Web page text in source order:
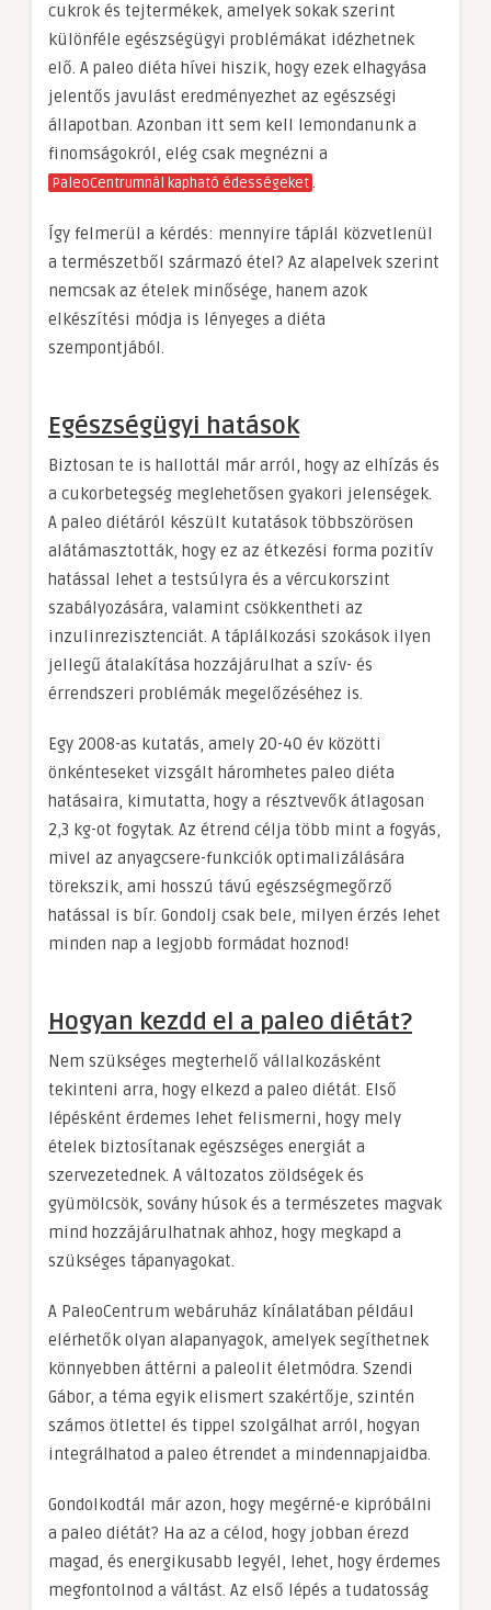
cukrok és tejtermékek, amelyek sokak szerint
különféle egészségügyi problémákat idézhetnek
elő. A paleo diéta hívei hiszik, hogy ezek elhagyása
jelentős javulást eredményezhet az egészségi
állapotban. Azonban itt sem kell lemondanunk a
finomságokról, elég csak megnézni a
PaleoCentrumnál kapható édességeket.
Így felmerül a kérdés: mennyire táplál közvetlenül
a természetből származó étel? Az alapelvek szerint
nemcsak az ételek minősége, hanem azok
elkészítési módja is lényeges a diéta
szempontjából.
Egészségügyi hatások
Biztosan te is hallottál már arról, hogy az elhízás és
a cukorbetegség meglehetősen gyakori jelenségek.
A paleo diétáról készült kutatások többszörösen
alátámasztották, hogy ez az étkezési forma pozitív
hatással lehet a testsúlyra és a vércukorszint
szabályozására, valamint csökkentheti az
inzulinrezisztenciát. A táplálkozási szokások ilyen
jellegű átalakítása hozzájárulhat a szív- és
érrendszeri problémák megelőzéséhez is.
Egy 2008-as kutatás, amely 20-40 év közötti
önkénteseket vizsgált háromhetes paleo diéta
hatásaira, kimutatta, hogy a résztvevők átlagosan
2,3 kg-ot fogytak. Az étrend célja több mint a fogyás,
mivel az anyagcsere-funkciók optimalizálására
törekszik, ami hosszú távú egészségmegőrző
hatással is bír. Gondolj csak bele, milyen érzés lehet
minden nap a legjobb formádat hoznod!
Hogyan kezdd el a paleo diétát?
Nem szükséges megterhelő vállalkozásként
tekinteni arra, hogy elkezd a paleo diétát. Első
lépésként érdemes lehet felismerni, hogy mely
ételek biztosítanak egészséges energiát a
szervezetednek. A változatos zöldségek és
gyümölcsök, sovány húsok és a természetes magvak
mind hozzájárulhatnak ahhoz, hogy megkapd a
szükséges tápanyagokat.
A PaleoCentrum webáruház kínálatában például
elérhetők olyan alapanyagok, amelyek segíthetnek
könnyebben áttérni a paleolit életmódra. Szendi
Gábor, a téma egyik elismert szakértője, szintén
számos ötlettel és tippel szolgálhat arról, hogyan
integrálhatod a paleo étrendet a mindennapjaidba.
Gondolkodtál már azon, hogy megérné-e kipróbálni
a paleo diétát? Ha az a célod, hogy jobban érezd
magad, és energikusabb legyél, lehet, hogy érdemes
megfontolnod a váltást. Az első lépés a tudatosság